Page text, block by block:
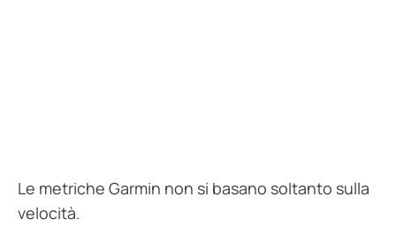
Le metriche Garmin non si basano soltanto sulla
velocità.